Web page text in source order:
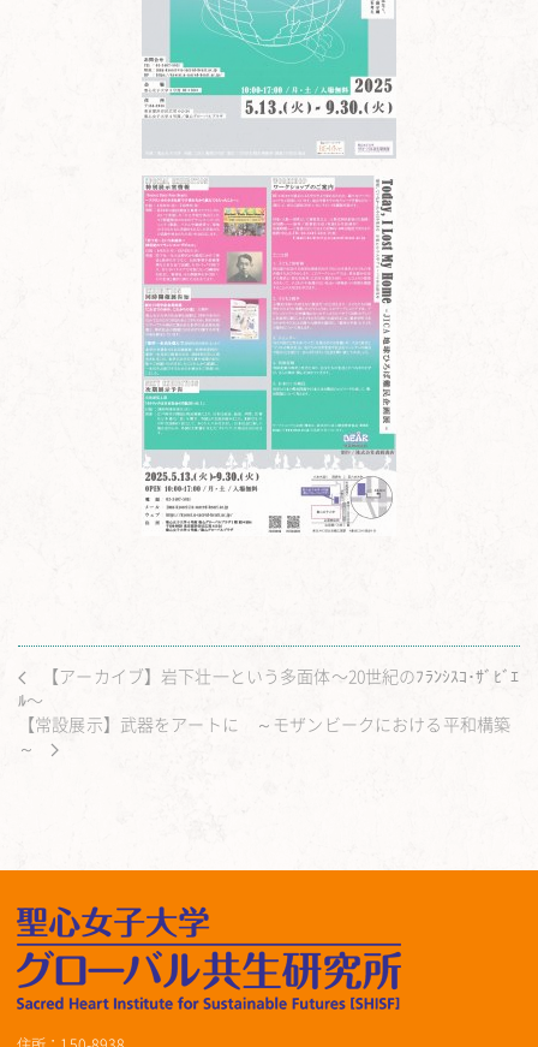
【アーカイブ】岩下壮一という多面体〜20世紀のﾌﾗﾝｼｽｺ･ｻﾞﾋﾞｴ
ﾙ〜
【常設展示】武器をアートに ～モザンビークにおける平和構築
～